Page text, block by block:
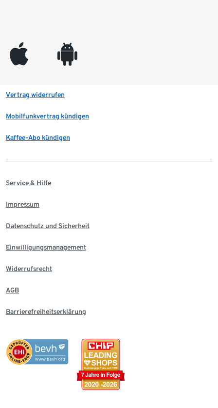
appleinc android
Vertrag widerrufen
Mobilfunkvertrag kündigen
Kaffee-Abo kündigen
Service & Hilfe
Impressum
Datenschutz und Sicherheit
Einwilligungsmanagement
Widerrufsrecht
AGB
Barrierefreiheitserklärung